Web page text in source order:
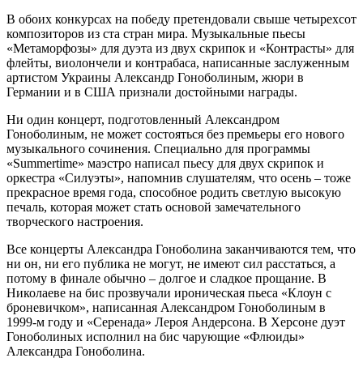
В обоих конкурсах на победу претендовали свыше четырехсот
композиторов из ста стран мира. Музыкальные пьесы
«Метаморфозы» для дуэта из двух скрипок и «Контрасты» для
флейты, виолончели и контрабаса, написанные заслуженным
артистом Украины Александр Гоноболиным, жюри в
Германии и в США признали достойными награды.
Ни один концерт, подготовленный Александром
Гоноболиным, не может состояться без премьеры его нового
музыкального сочинения. Специально для программы
«Summertime» маэстро написал пьесу для двух скрипок и
оркестра «Силуэты», напомнив слушателям, что осень – тоже
прекрасное время года, способное родить светлую высокую
печаль, которая может стать основой замечательного
творческого настроения.
Все концерты Александра Гоноболина заканчиваются тем, что
ни он, ни его публика не могут, не имеют сил расстаться, а
потому в финале обычно – долгое и сладкое прощание. В
Николаеве на бис прозвучали ироническая пьеса «Клоун с
броневичком», написанная Александром Гоноболиным в
1999-м году и «Серенада» Лероя Андерсона. В Херсоне дуэт
Гоноболиных исполнил на бис чарующие «Флюиды»
Александра Гоноболина.